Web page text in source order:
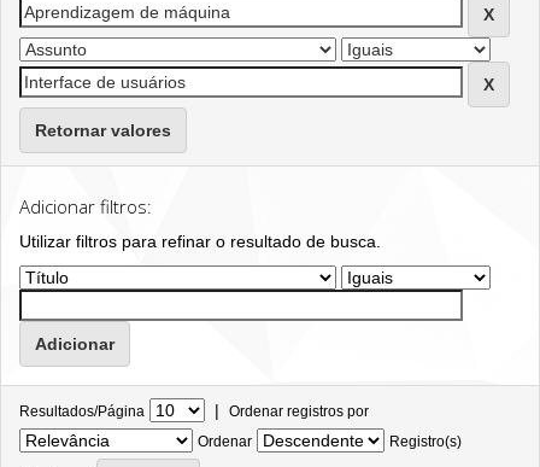
Retornar valores
Adicionar filtros:
Utilizar filtros para refinar o resultado de busca.
Resultados/Página | Ordenar registros por
Ordenar
Registro(s)